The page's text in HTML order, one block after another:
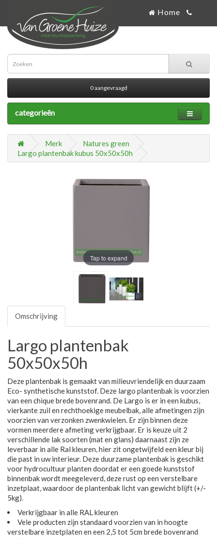
Home
0 aangevraagd
categorieën
Merk
Natures green
Largo plantenbak kubus 50x50x50h
Tap to expand
Omschrijving
Largo plantenbak
50x50x50h
Deze plantenbak is gemaakt van milieuvriendelijk en duurzaam
Eco- synthetische kunststof. Deze largo plantenbak is voorzien
van een chique brede bovenrand. De Largo is er in een kubus,
vierkante zuil en rechthoekige meubelbak, alle afmetingen zijn
voorzien van verzonken zwenkwielen. Er zijn binnen deze
vormen meerdere afmeting verkrijgbaar. Er is keuze uit 2
verschillende lak soorten (mat en glans) daarnaast zijn ze
leverbaar in alle Ral kleuren, hier zit ongetwijfeld een kleur bij
die past in uw interieur. Deze duurzame plantenbak is geschikt
voor hydrocultuur planten doordat er een goede kunststof
binnenbak wordt meegeleverd, deze rust op een verstelbare
inzetplaat, waardoor de plantenbak licht van gewicht blijft (+/-
5kg).
Verkrijgbaar in alle RAL kleuren
Vele producten zijn standaard voorzien van in hoogte
verstelbare inzetplaten en een 2,5 tot 5cm brede bovenrand